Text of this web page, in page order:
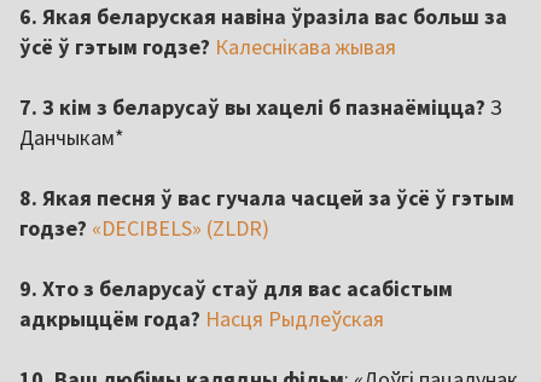
6. Якая беларуская навіна ўразіла вас больш за
ўсё ў гэтым годзе? Калеснікава жывая
7. З кім з беларусаў вы хацелі б пазнаёміцца? З
Данчыкам*
8. Якая песня ў вас гучала часцей за ўсё ў гэтым
годзе? «DECIBELS» (ZLDR)
9. Хто з беларусаў стаў для вас асабістым
адкрыццём года? Насця Рыдлеўская